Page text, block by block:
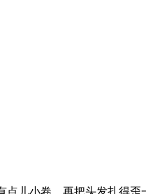
儿小卷，再把头发扎得